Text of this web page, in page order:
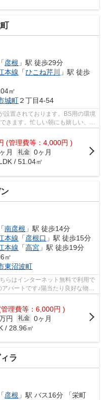
「彦根 」駅 徒歩29分
本線 「ひこね芹川 」駅 徒歩
㎡
城町２丁目4-54
設置されております。BS用の環境
きます。忙しい朝にも嬉しい、洗
(管理費等：4,000円 )
月 礼金 0ヶ月
/ 51.04㎡
「南彦根 」駅 徒歩14分
本線 「彦根口 」駅 徒歩15分
本線 「高宮 」駅 徒歩19分
㎡
東沼波町
らはインターネット無料で利用で
パートです♪陽当たり良好な物件
理費等：6,000円 )
円 礼金 0ヶ月
/ 28.96㎡
ラ
「彦根 」駅 バス16分 「栄町